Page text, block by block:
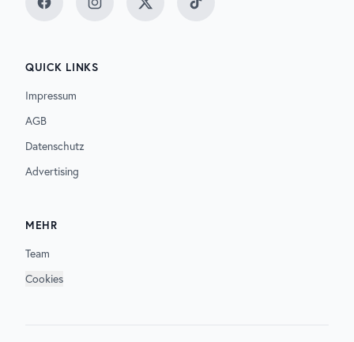
FacebookInstagramTwitter TikTok
QUICK LINKS
Impressum
AGB
Datenschutz
Advertising
MEHR
Team
Cookies